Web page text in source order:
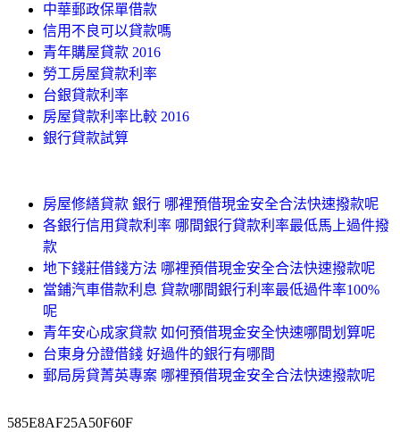
中華郵政保單借款
信用不良可以貸款嗎
青年購屋貸款 2016
勞工房屋貸款利率
台銀貸款利率
房屋貸款利率比較 2016
銀行貸款試算
房屋修繕貸款 銀行 哪裡預借現金安全合法快速撥款呢
各銀行信用貸款利率 哪間銀行貸款利率最低馬上過件撥
款
地下錢莊借錢方法 哪裡預借現金安全合法快速撥款呢
當鋪汽車借款利息 貸款哪間銀行利率最低過件率100%
呢
青年安心成家貸款 如何預借現金安全快速哪間划算呢
台東身分證借錢 好過件的銀行有哪間
郵局房貸菁英專案 哪裡預借現金安全合法快速撥款呢
585E8AF25A50F60F